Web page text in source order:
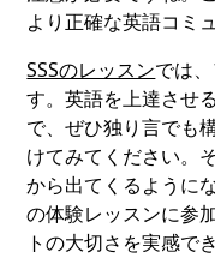
より正確な英語コミ
SSSのレッスンでは
す。英語を上達させ
で、ぜひ独り言でも
けてみてください。
から出てくるように
の体験レッスンに参
トの大切さを実感で